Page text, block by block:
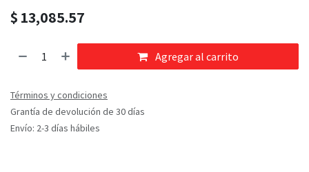
$ 13,085.57
Agregar al carrito
Términos y condiciones
Grantía de devolución de 30 días
Envío: 2-3 días hábiles